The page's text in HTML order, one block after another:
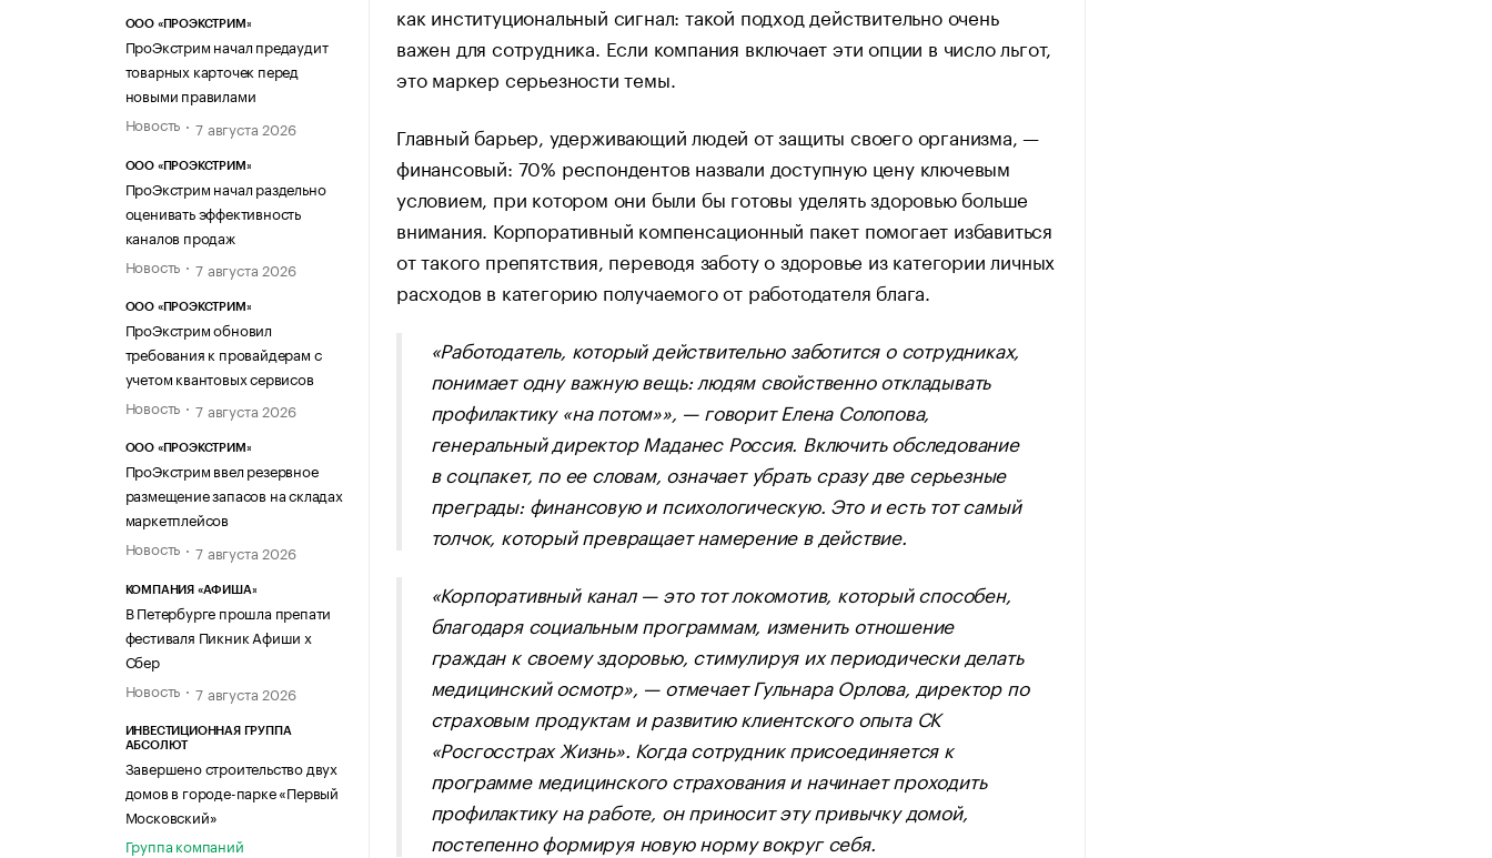
ООО «ПРОЭКСТРИМ»
ПроЭкстрим начал предаудит
товарных карточек перед
новыми правилами
Новость
7 августа 2026
ООО «ПРОЭКСТРИМ»
ПроЭкстрим начал раздельно
оценивать эффективность
каналов продаж
Новость
7 августа 2026
ООО «ПРОЭКСТРИМ»
ПроЭкстрим обновил
требования к провайдерам с
учетом квантовых сервисов
Новость
7 августа 2026
ООО «ПРОЭКСТРИМ»
ПроЭкстрим ввел резервное
размещение запасов на складах
маркетплейсов
Новость
7 августа 2026
КОМПАНИЯ «АФИША»
В Петербурге прошла препати
фестиваля Пикник Афиши х
Сбер
Новость
7 августа 2026
ИНВЕСТИЦИОННАЯ ГРУППА
АБСОЛЮТ
Завершено строительство двух
домов в городе-парке «Первый
Московский»
Группа компаний
как институциональный сигнал: такой подход действительно очень
важен для сотрудника. Если компания включает эти опции в число льгот,
это маркер серьезности темы.
Главный барьер, удерживающий людей от защиты своего организма, —
финансовый: 70% респондентов назвали доступную цену ключевым
условием, при котором они были бы готовы уделять здоровью больше
внимания. Корпоративный компенсационный пакет помогает избавиться
от такого препятствия, переводя заботу о здоровье из категории личных
расходов в категорию получаемого от работодателя блага.
«Работодатель, который действительно заботится о сотрудниках,
понимает одну важную вещь: людям свойственно откладывать
профилактику «на потом»», — говорит Елена Солопова,
генеральный директор Маданес Россия. Включить обследование
в соцпакет, по ее словам, означает убрать сразу две серьезные
преграды: финансовую и психологическую. Это и есть тот самый
толчок, который превращает намерение в действие.
«Корпоративный канал — это тот локомотив, который способен,
благодаря социальным программам, изменить отношение
граждан к своему здоровью, стимулируя их периодически делать
медицинский осмотр», — отмечает Гульнара Орлова, директор по
страховым продуктам и развитию клиентского опыта СК
«Росгосстрах Жизнь». Когда сотрудник присоединяется к
программе медицинского страхования и начинает проходить
профилактику на работе, он приносит эту привычку домой,
постепенно формируя новую норму вокруг себя.